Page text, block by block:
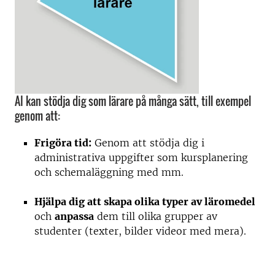
AI kan stödja dig som lärare på många sätt, till exempel
genom att:
Frigöra tid: Genom att stödja dig i
administrativa uppgifter som kursplanering
och schemaläggning med mm.
Hjälpa dig att skapa olika typer av läromedel
och anpassa dem till olika grupper av
studenter (texter, bilder videor med mera).